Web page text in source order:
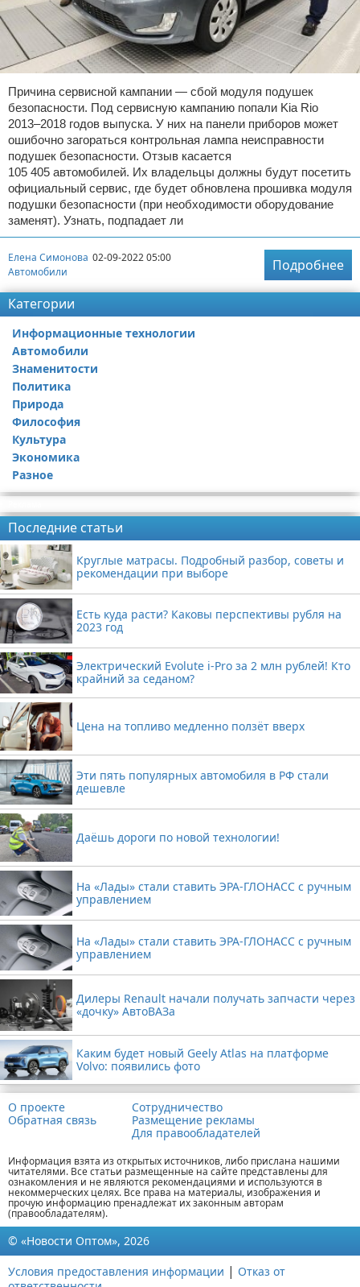
Причина сервисной кампании — сбой модуля подушек
безопасности. Под сервисную кампанию попали Kia Rio
2013–2018 годов выпуска. У них на панели приборов может
ошибочно загораться контрольная лампа неисправности
подушек безопасности. Отзыв касается
105 405 автомобилей. Их владельцы должны будут посетить
официальный сервис, где будет обновлена прошивка модуля
подушки безопасности (при необходимости оборудование
заменят). Узнать, подпадает ли
Елена Симонова 02-09-2022 05:00
Автомобили
Подробнее
Категории
Информационные технологии
Автомобили
Знаменитости
Политика
Природа
Философия
Культура
Экономика
Разное
Последние статьи
Круглые матрасы. Подробный разбор, советы и
рекомендации при выборе
Есть куда расти? Каковы перспективы рубля на
2023 год
Электрический Evolute i-Pro за 2 млн рублей! Кто
крайний за седаном?
Цена на топливо медленно ползёт вверх
Эти пять популярных автомобиля в РФ стали
дешевле
Даёшь дороги по новой технологии!
На «Лады» стали ставить ЭРА-ГЛОНАСС с ручным
управлением
На «Лады» стали ставить ЭРА-ГЛОНАСС с ручным
управлением
Дилеры Renault начали получать запчасти через
«дочку» АвтоВАЗа
Каким будет новый Geely Atlas на платформе
Volvo: появились фото
О проекте
Обратная связь
Сотрудничество
Размещение рекламы
Для правообладателей
Информация взята из открытых источников, либо прислана нашими
читателями. Все статьи размещенные на сайте представлены для
ознакомления и не являются рекомендациями и используются в
некоммерческих целях. Все права на материалы, изображения и
прочую информацию пренадлежат их законным авторам
(правообладателям).
© «Новости Оптом», 2026
Условия предоставления информации | Отказ от